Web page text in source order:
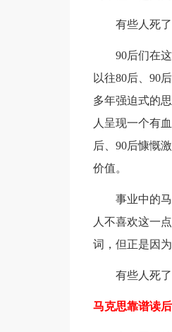
有些人死
90后们在
以往80后、90
多年强迫式的
人呈现一个有
后、90后慷慨
价值。
事业中的
人不喜欢这一
词，但正是因
有些人死
马克思靠谱读